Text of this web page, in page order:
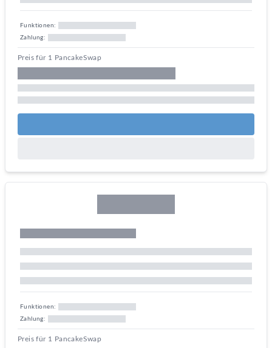
Funktionen:
Zahlung:
Preis für 1 PancakeSwap
Funktionen:
Zahlung:
Preis für 1 PancakeSwap